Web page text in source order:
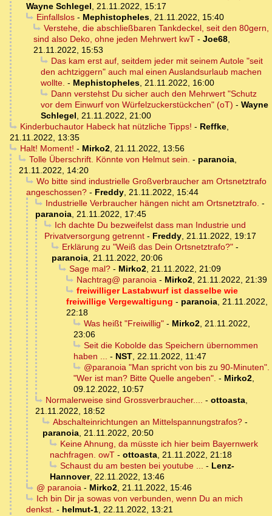
Wayne Schlegel, 21.11.2022, 15:17
Einfallslos- Mephistopheles, 21.11.2022, 15:40
Verstehe, die abschließbaren Tankdeckel, seit den 80gern,
sind also Deko, ohne jeden Mehrwert kwT - Joe68,
21.11.2022, 15:53
Das kam erst auf, seitdem jeder mit seinem Autole "seit
den achtziggern" auch mal einen Auslandsurlaub machen
wollte. - Mephistopheles, 21.11.2022, 16:00
Dann verstehst Du sicher auch den Mehrwert "Schutz
vor dem Einwurf von Würfelzuckerstückchen" (oT) - Wayne
Schlegel, 21.11.2022, 21:00
Kinderbuchautor Habeck hat nützliche Tipps! - Reffke,
21.11.2022, 13:35
Halt! Moment! - Mirko2, 21.11.2022, 13:56
Tolle Überschrift. Könnte von Helmut sein. - paranoia,
21.11.2022, 14:20
Wo bitte sind industrielle Großverbraucher am Ortsnetztrafo
angeschossen? - Freddy, 21.11.2022, 15:44
Industrielle Verbraucher hängen nicht am Ortsnetztrafo. -
paranoia, 21.11.2022, 17:45
Ich dachte Du bezweifelst dass man Industrie und
Privatversorgung getrennt - Freddy, 21.11.2022, 19:17
Erklärung zu "Weiß das Dein Ortsnetztrafo?"-
paranoia, 21.11.2022, 20:06
Sage mal?- Mirko2, 21.11.2022, 21:09
Nachtrag@ paranoia- Mirko2, 21.11.2022, 21:39
freiwilliger Lastabwurf ist dasselbe wie
freiwillige Vergewaltigung - paranoia, 21.11.2022,
22:18
Was heißt "Freiwillig"- Mirko2, 21.11.2022,
23:06
Seit die Kobolde das Speichern übernommen
haben ... - NST, 22.11.2022, 11:47
@paranoia "Man spricht von bis zu 90-Minuten".
"Wer ist man? Bitte Quelle angeben". - Mirko2,
09.12.2022, 10:57
Normalerweise sind Grossverbraucher.... - ottoasta,
21.11.2022, 18:52
Abschalteinrichtungen an Mittelspannungstrafos?-
paranoia, 21.11.2022, 20:50
Keine Ahnung, da müsste ich hier beim Bayernwerk
nachfragen. owT - ottoasta, 21.11.2022, 21:18
Schaust du am besten bei youtube ... - Lenz-
Hannover, 22.11.2022, 13:46
@ paranoia- Mirko2, 21.11.2022, 15:46
Ich bin Dir ja sowas von verbunden, wenn Du an mich
denkst. - helmut-1, 22.11.2022, 13:21